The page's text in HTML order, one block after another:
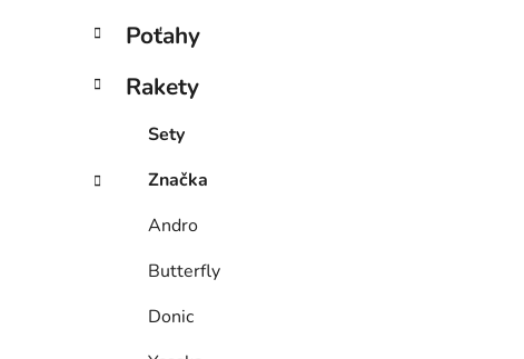
Poťahy
Rakety
Sety
Značka
Andro
Butterfly
Donic